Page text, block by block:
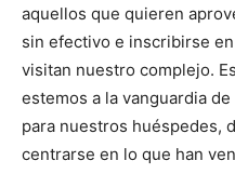
aquellos que quieren
sin efectivo e inscribirse
visitan nuestro complejo.
estemos a la vanguardia
para nuestros huéspedes,
centrarse en lo que han